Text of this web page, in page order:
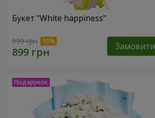
Букет "White happiness"
999 грн Замовити